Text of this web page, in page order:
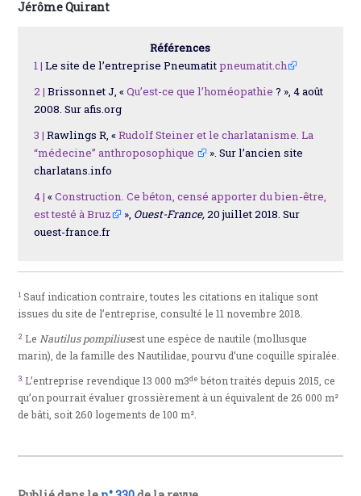
Jérôme Quirant
Références
1 | Le site de l’entreprise Pneumatitpneumatit.ch
2 | Brissonnet J, «Qu’est-ce que l’homéopathie ? », 4 août
2008. Sur afis.org
3 | Rawlings R, «Rudolf Steiner et le charlatanisme. La
“médecine” anthroposophique
». Sur l’ancien site
charlatans.info
4 | «Construction. Ce béton, censé apporter du bien-être,
est testé à Bruz
», Ouest-France,20 juillet 2018. Sur
ouest-france.fr
1 Sauf indication contraire, toutes les citations en italique sont
issues du site de l’entreprise, consulté le 11 novembre 2018.
2 LeNautilus pompiliusest une espèce de nautile (mollusque
marin), de la famille des Nautilidae, pourvu d’une coquille spiralée.
3 L’entreprise revendique 13 000 m3de béton traités depuis 2015, ce
qu’on pourrait évaluer grossièrement à un équivalent de 26 000 m²
de bâti, soit 260 logements de 100 m².